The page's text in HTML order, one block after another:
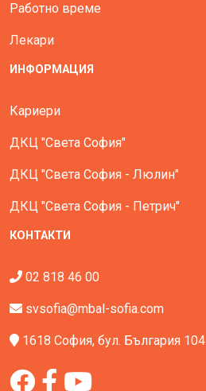
Работно време
Лекари
ИНФОРМАЦИЯ
Кариери
ДКЦ "Света София"
ДКЦ "Света София - Люлин"
ДКЦ "Света София - Петрич"
КОНТАКТИ
02 818 46 00
svsofia@mbal-sofia.com
1618 София, бул. България 104